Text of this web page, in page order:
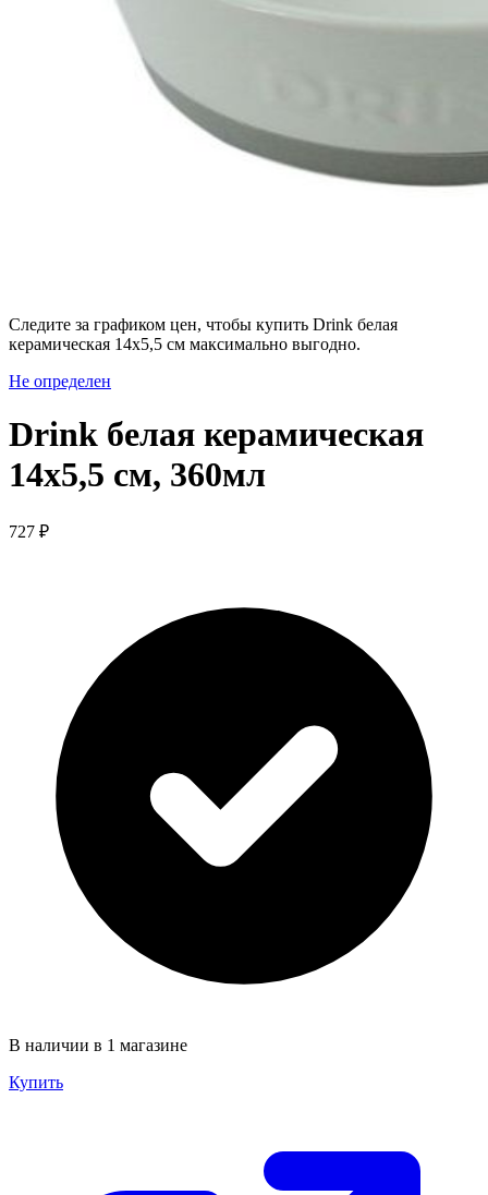
Следите за графиком цен, чтобы купить Drink белая
керамическая 14х5,5 см максимально выгодно.
Не определен
Drink белая керамическая
14х5,5 см, 360мл
727 ₽
В наличии в 1 магазине
Купить